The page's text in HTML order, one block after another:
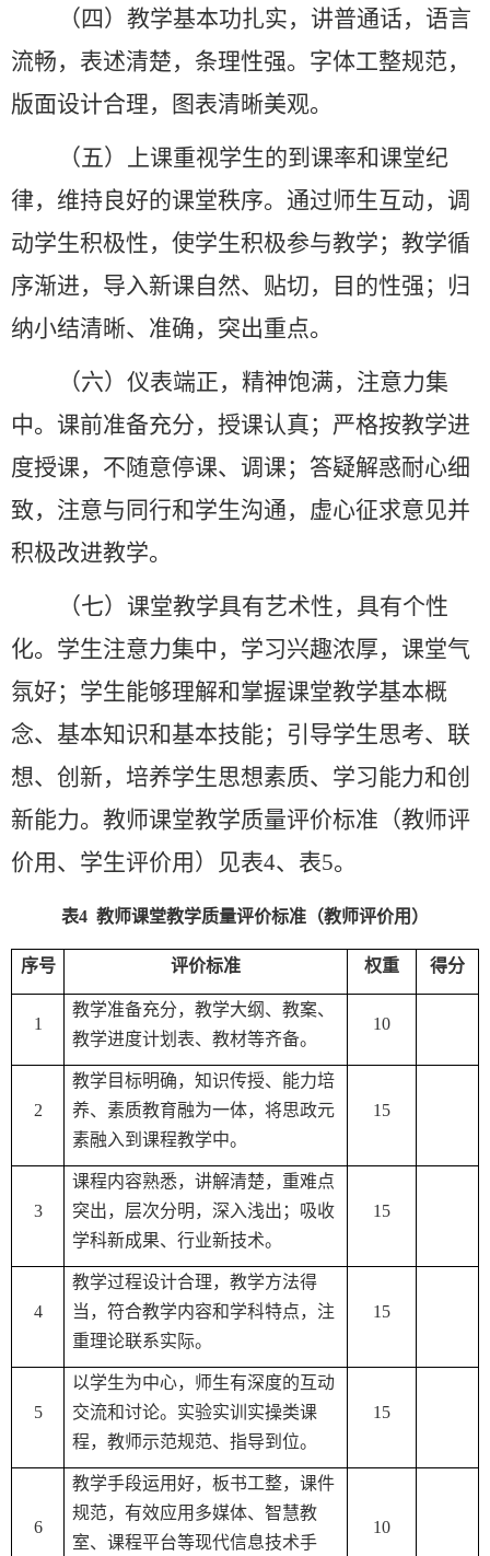
（四）教学基本功扎实，讲普通话，语言
流畅，表述清楚，条理性强。字体工整规范，
版面设计合理，图表清晰美观。
（五）上课重视学生的到课率和课堂纪
律，维持良好的课堂秩序。通过师生互动，调
动学生积极性，使学生积极参与教学；教学循
序渐进，导入新课自然、贴切，目的性强；归
纳小结清晰、准确，突出重点。
（六）仪表端正，精神饱满，注意力集
中。课前准备充分，授课认真；严格按教学进
度授课，不随意停课、调课；答疑解惑耐心细
致，注意与同行和学生沟通，虚心征求意见并
积极改进教学。
（七）课堂教学具有艺术性，具有个性
化。学生注意力集中，学习兴趣浓厚，课堂气
氛好；学生能够理解和掌握课堂教学基本概
念、基本知识和基本技能；引导学生思考、联
想、创新，培养学生思想素质、学习能力和创
新能力。教师课堂教学质量评价标准（教师评
价用、学生评价用）见表4、表5。
表4 教师课堂教学质量评价标准（教师评价用）
序号 评价标准 权重 得分
1
教学准备充分，教学大纲、教案、
教学进度计划表、教材等齐备。
10
2
教学目标明确，知识传授、能力培
养、素质教育融为一体，将思政元
素融入到课程教学中。
15
3
课程内容熟悉，讲解清楚，重难点
突出，层次分明，深入浅出；吸收
学科新成果、行业新技术。
15
4
教学过程设计合理，教学方法得
当，符合教学内容和学科特点，注
重理论联系实际。
15
5
以学生为中心，师生有深度的互动
交流和讨论。实验实训实操类课
程，教师示范规范、指导到位。
15
6
教学手段运用好，板书工整，课件
规范，有效应用多媒体、智慧教
室、课程平台等现代信息技术手
10